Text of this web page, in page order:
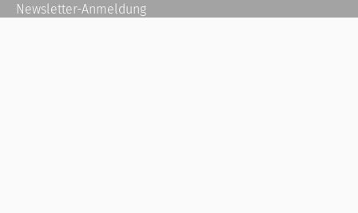
Newsletter-Anmeldung